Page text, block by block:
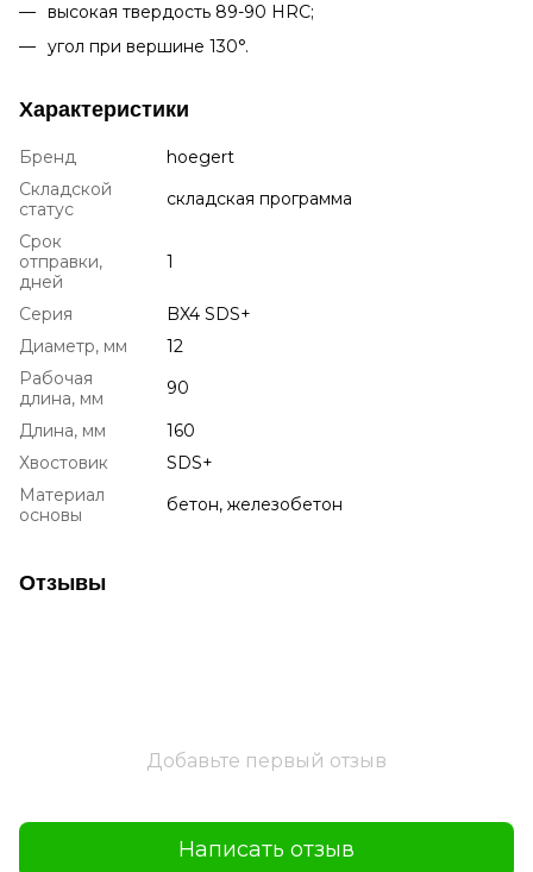
высокая твердость 89-90 HRC;
угол при вершине 130°.
Характеристики
Бренд
hoegert
Складской
статус
складская программа
Срок
отправки,
дней
1
Серия
BX4 SDS+
Диаметр, мм
12
Рабочая
длина, мм
90
Длина, мм
160
Хвостовик
SDS+
Материал
основы
бетон, железобетон
Отзывы
Добавьте первый отзыв
Написать отзыв